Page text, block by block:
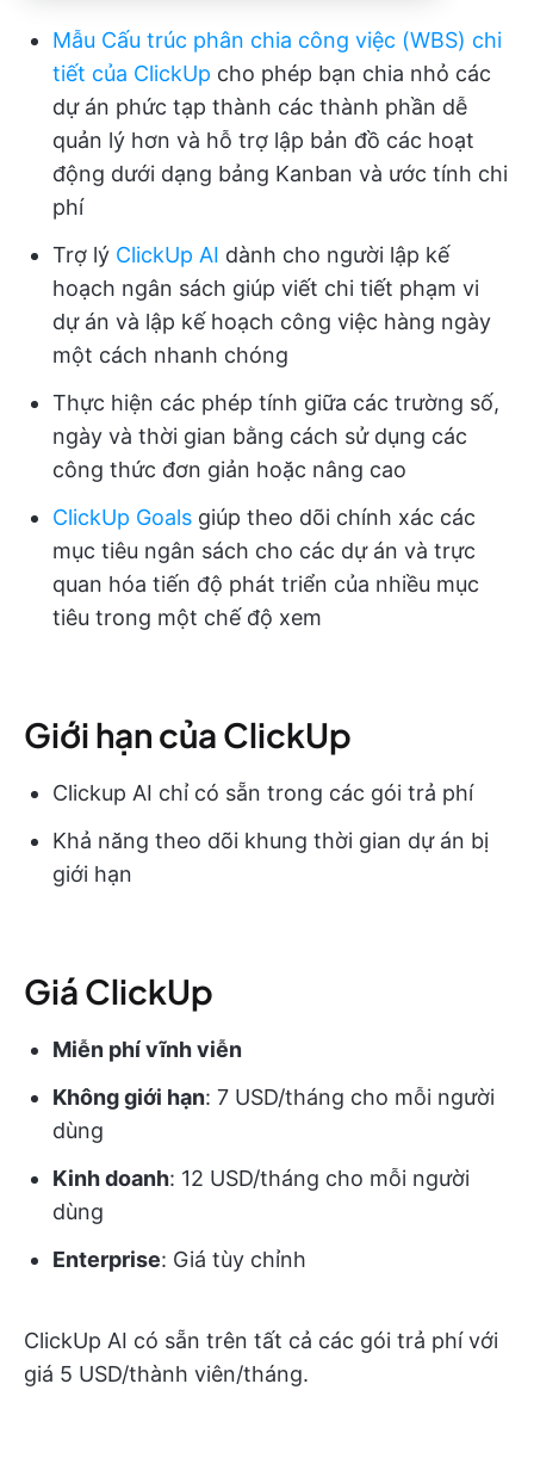
Mẫu Cấu trúc phân chia công việc (WBS) chi
tiết của ClickUp cho phép bạn chia nhỏ các
dự án phức tạp thành các thành phần dễ
quản lý hơn và hỗ trợ lập bản đồ các hoạt
động dưới dạng bảng Kanban và ước tính chi
phí
Trợ lý ClickUp AI dành cho người lập kế
hoạch ngân sách giúp viết chi tiết phạm vi
dự án và lập kế hoạch công việc hàng ngày
một cách nhanh chóng
Thực hiện các phép tính giữa các trường số,
ngày và thời gian bằng cách sử dụng các
công thức đơn giản hoặc nâng cao
ClickUp Goals giúp theo dõi chính xác các
mục tiêu ngân sách cho các dự án và trực
quan hóa tiến độ phát triển của nhiều mục
tiêu trong một chế độ xem
Giới hạn của ClickUp
Clickup AI chỉ có sẵn trong các gói trả phí
Khả năng theo dõi khung thời gian dự án bị
giới hạn
Giá ClickUp
Miễn phí vĩnh viễn
Không giới hạn: 7 USD/tháng cho mỗi người
dùng
Kinh doanh: 12 USD/tháng cho mỗi người
dùng
Enterprise: Giá tùy chỉnh
ClickUp AI có sẵn trên tất cả các gói trả phí với
giá 5 USD/thành viên/tháng.